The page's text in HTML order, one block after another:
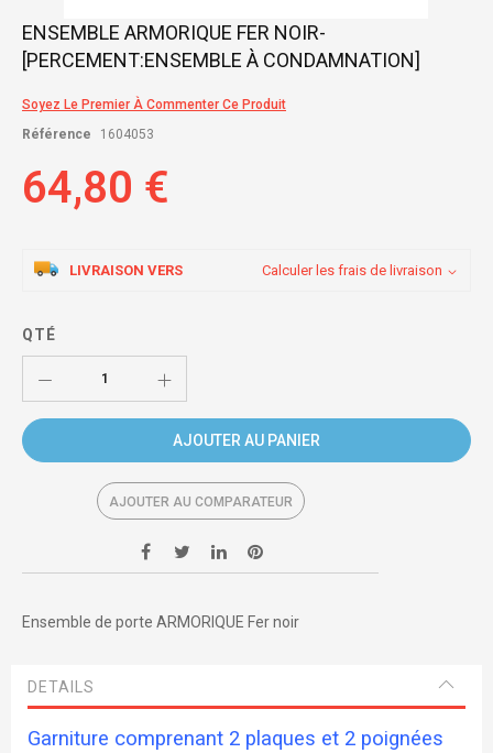
Skip
the
of
images
ENSEMBLE ARMORIQUE FER NOIR-
[PERCEMENT:ENSEMBLE À CONDAMNATION]
Soyez Le Premier À Commenter Ce Produit
Référence
1604053
64,80 €
LIVRAISON VERS Calculer les frais de livraison
QTÉ
AJOUTER AU PANIER
AJOUTER AU COMPARATEUR
Ensemble de porte ARMORIQUE Fer noir
DETAILS
Garniture comprenant 2 plaques et 2 poignées